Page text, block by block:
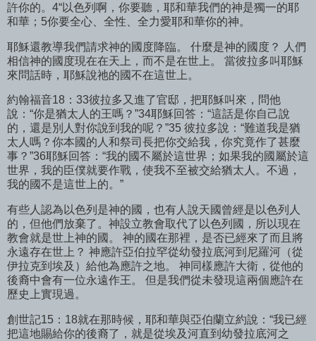
許你的。4“以色列啊，你要聽，耶和華我們的神是獨一的耶
和華；5你要全心、全性、全力愛耶和華你的神。
耶穌還教導我們請求神的國度降臨。 什麼是神的國度？ 人們
相信神的國度現在在天上，而不是在世上。 當彼拉多叫耶穌
來問話時，耶穌說祂的國不在這世上。
約翰福音18：33彼拉多又進了官邸，把耶穌叫來，問他
說：“你是猶太人的王嗎？”34耶穌回答：“這話是你自己說
的，還是別人對你說到我的呢？”35 彼拉多說：“難道我是猶
太人嗎？你本國的人和祭司長把你交給我，你究竟作了甚麼
事？”36耶穌回答：“我的國不屬於這世界；如果我的國屬於這
世界，我的臣僕就要作戰，使我不至被交給猶太人。不過，
我的國不是這世上的。”
有些人認為以色列是神的國，也有人說天國曾經是以色列人
的，但他們放棄了。神設立教會取代了以色列國，所以現在
教會就是世上神的國。 神的國在那裡，是否已經來了而且將
永遠存在世上？ 神應許亞伯拉罕從幼發拉底河到尼羅河（從
伊拉克到埃及）給他為應許之地。 神同樣應許大衛，從他的
後裔中會有一位永遠作王。 但是我們從未發現這兩個應許在
歷史上實現過。
創世記15：18就在那時候，耶和華與亞伯蘭立約說：“我已經
把這地賜給你的後裔了，就是從埃及河直到幼發拉底河之